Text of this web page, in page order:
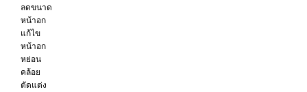
ลดขนาด
หน้าอก
แก้ไข
หน้าอก
หย่อน
คล้อย
ตัดแต่ง